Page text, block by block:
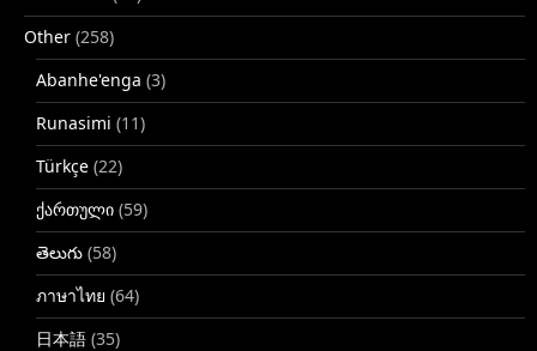
Other (258)
Abanhe'enga (3)
Runasimi (11)
Türkçe (22)
ქართული (59)
తెలుగు (58)
ภาษาไทย (64)
日本語 (35)